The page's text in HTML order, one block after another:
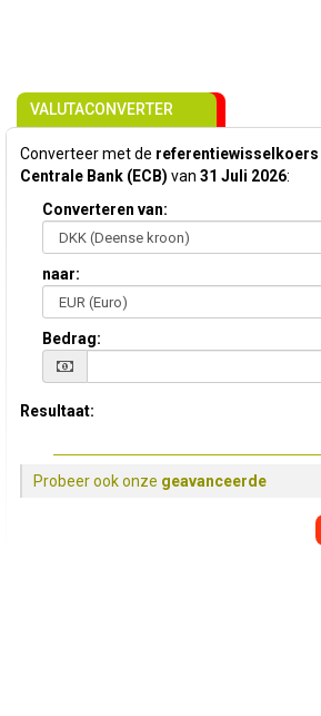
VALUTACONVERTER
Converteer met de referentiewisselkoers
Centrale Bank (ECB) van 31 Juli 2026:
Converteren van:
naar:
Bedrag:
Resultaat:
Probeer ook onze geavanceerde